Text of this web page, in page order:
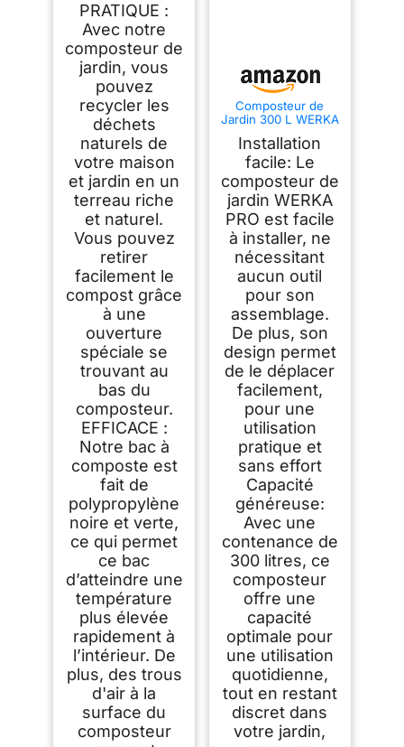
Supérieure Bac
Composteur pour
Jardin Déchets Bac
à Composte en
Polypropylène
Résistant aux Chocs
et aux UV Noir Vert
Lot de 1
PRATIQUE :
Avec notre
composteur de
jardin, vous
pouvez
recycler les
déchets
naturels de
votre maison
et jardin en un
terreau riche
et naturel.
Vous pouvez
retirer
facilement le
compost grâce
à une
ouverture
spéciale se
trouvant au
bas du
composteur.
EFFICACE :
Notre bac à
composte est
fait de
polypropylène
noire et verte,
ce qui permet
ce bac
d’atteindre une
température
plus élevée
rapidement à
l’intérieur. De
plus, des trous
d'air à la
surface du
composteur
Composteur de
Jardin 300 L WERKA
Installation
facile: Le
composteur de
jardin WERKA
PRO est facile
à installer, ne
nécessitant
aucun outil
pour son
assemblage.
De plus, son
design permet
de le déplacer
facilement,
pour une
utilisation
pratique et
sans effort
Capacité
généreuse:
Avec une
contenance de
300 litres, ce
composteur
offre une
capacité
optimale pour
une utilisation
quotidienne,
tout en restant
discret dans
votre jardin,